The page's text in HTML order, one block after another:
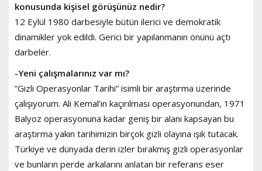
konusunda kişisel görüşünüz nedir?
12 Eylül 1980 darbesiyle bütün ilerici ve demokratik
dinamikler yok edildi. Gerici bir yapılanmanın önünü açtı
darbeler.
-Yeni çalışmalarınız var mı?
“Gizli Operasyonlar Tarihi” isimli bir araştırma üzerinde
çalışıyorum. Ali Kemal’in kaçırılması operasyonundan, 1971
Balyoz operasyonuna kadar geniş bir alanı kapsayan bu
araştırma yakın tarihimizin birçok gizli olayına ışık tutacak.
Türkiye ve dünyada derin izler bırakmış gizli operasyonlar
ve bunların perde arkalarını anlatan bir referans eser